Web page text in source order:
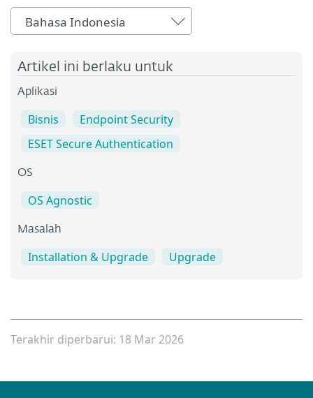
Bahasa Indonesia
Artikel ini berlaku untuk
Aplikasi
Bisnis
Endpoint Security
ESET Secure Authentication
OS
OS Agnostic
Masalah
Installation & Upgrade Upgrade
Terakhir diperbarui: 18 Mar 2026